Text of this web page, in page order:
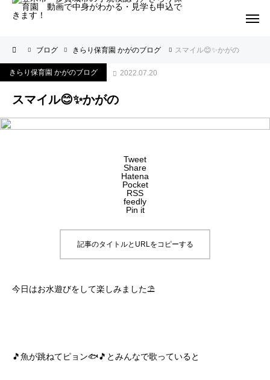
ブログ きらり保育園 かがのブログ スマイル😊✨かがの
きらり保育園 かがのブログ 2022.07.20
スマイル😊✨かがの
Tweet
Share
Hatena
Pocket
RSS
feedly
Pin it
記事のタイトルとURLをコピーする
今日はお水遊びをして楽しみました⛱
🎵魚が跳ねてピョン🐟🎵とみんなで歌っていると